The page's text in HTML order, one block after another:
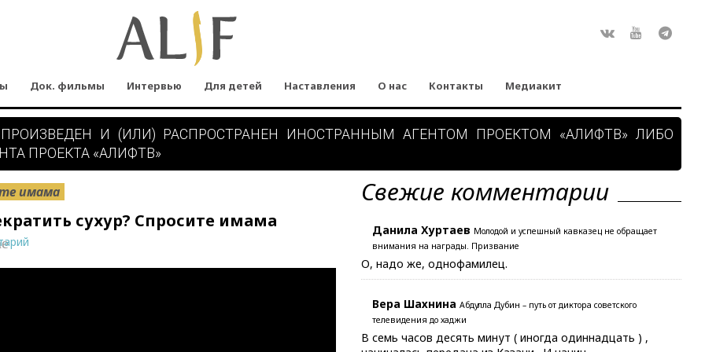
Док. фильмы Интервью Для детей Наставления О нас Контакты Медиакит
И (ИЛИ) РАСПРОСТРАНЕН ИНОСТРАННЫМ АГЕНТОМ ПРОЕКТОМ «АЛИФТВ» ЛИБО
ПРОЕКТА «АЛИФТВ»
имама
сухур? Спросите имама
Свежие комментарии
Данила Хуртаев Молодой и успешный кавказец не обращает
внимания на награды. Призвание
О, надо же, однофамилец.
Вера Шахнина Абдулла Дубин – путь от диктора советского
телевидения до хаджи
В семь часов десять минут ( иногда одиннадцать ) ,